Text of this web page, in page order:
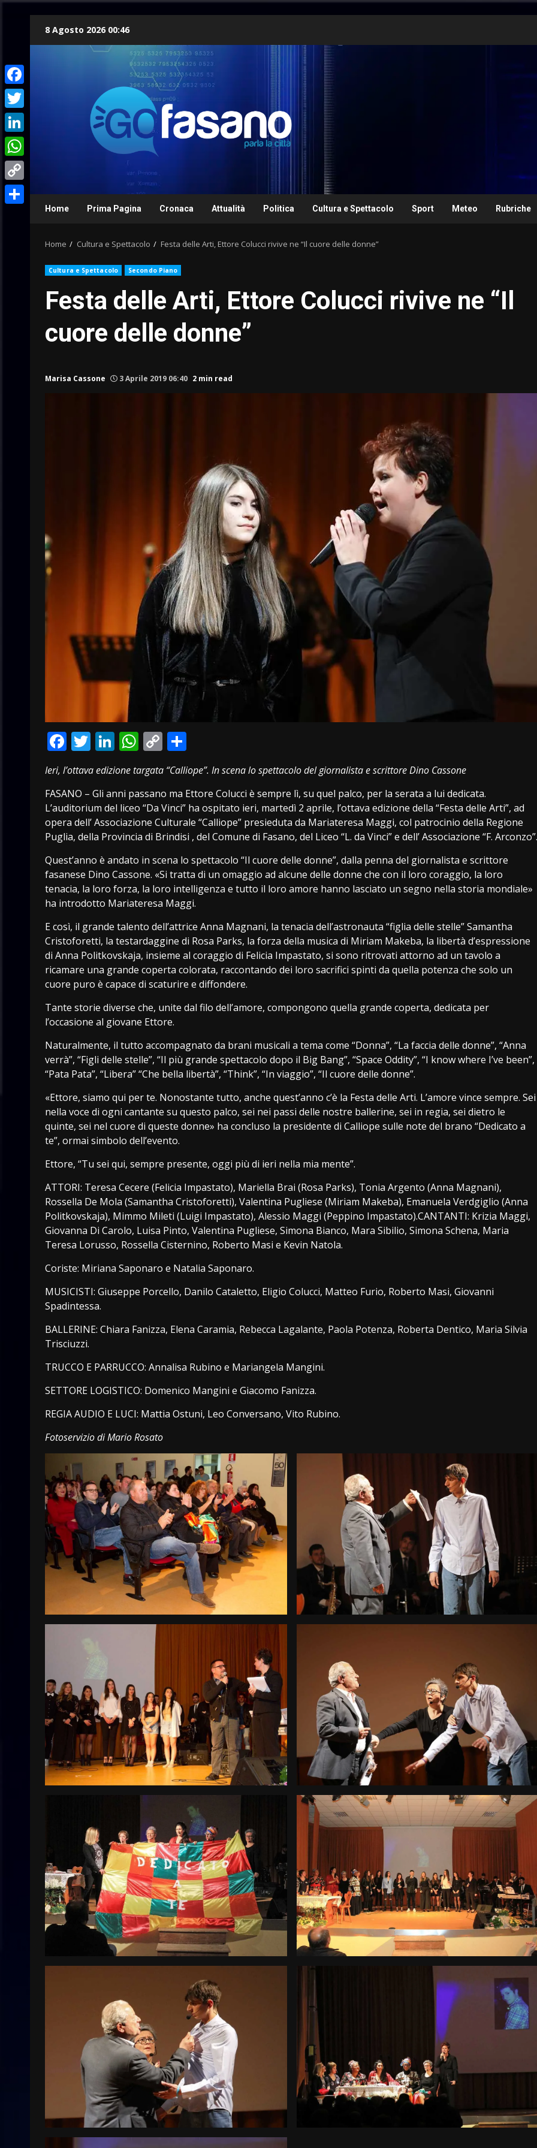
8 Agosto 2026 00:46
Home Prima Pagina Cronaca Attualità Politica Cultura e Spettacolo Sport Meteo Rubriche
Home Cultura e Spettacolo Festa delle Arti, Ettore Colucci rivive ne “Il cuore delle donne”
Cultura e Spettacolo Secondo Piano
Festa delle Arti, Ettore Colucci rivive ne “Il
cuore delle donne”
Marisa Cassone 3 Aprile 2019 06:40 2 min read
Facebook
Twitter
LinkedIn
WhatsApp
Copy
Link
Ieri, l’ottava edizione targata “Calliope”. In scena lo spettacolo del giornalista e scrittore Dino Cassone
FASANO – Gli anni passano ma Ettore Colucci è sempre lì, su quel palco, per la serata a lui dedicata.
L’auditorium del liceo “Da Vinci” ha ospitato ieri, martedì 2 aprile, l’ottava edizione della “Festa delle Arti”, ad
opera dell’ Associazione Culturale “Calliope” presieduta da Mariateresa Maggi, col patrocinio della Regione
Puglia, della Provincia di Brindisi , del Comune di Fasano, del Liceo “L. da Vinci” e dell’ Associazione “F. Arconzo”.
Quest’anno è andato in scena lo spettacolo “Il cuore delle donne”, dalla penna del giornalista e scrittore
fasanese Dino Cassone. «Si tratta di un omaggio ad alcune delle donne che con il loro coraggio, la loro
tenacia, la loro forza, la loro intelligenza e tutto il loro amore hanno lasciato un segno nella storia mondiale»
ha introdotto Mariateresa Maggi.
E così, il grande talento dell’attrice Anna Magnani, la tenacia dell’astronauta “figlia delle stelle” Samantha
Cristoforetti, la testardaggine di Rosa Parks, la forza della musica di Miriam Makeba, la libertà d’espressione
di Anna Politkovskaja, insieme al coraggio di Felicia Impastato, si sono ritrovati attorno ad un tavolo a
ricamare una grande coperta colorata, raccontando dei loro sacrifici spinti da quella potenza che solo un
cuore puro è capace di scaturire e diffondere.
Tante storie diverse che, unite dal filo dell’amore, compongono quella grande coperta, dedicata per
l’occasione al giovane Ettore.
Naturalmente, il tutto accompagnato da brani musicali a tema come “Donna”, “La faccia delle donne”, “Anna
verrà”, “Figli delle stelle”, “Il più grande spettacolo dopo il Big Bang”, “Space Oddity”, “I know where I’ve been”,
“Pata Pata”, “Libera” “Che bella libertà”, “Think”, “In viaggio”, “Il cuore delle donne”.
«Ettore, siamo qui per te. Nonostante tutto, anche quest’anno c’è la Festa delle Arti. L’amore vince sempre. Sei
nella voce di ogni cantante su questo palco, sei nei passi delle nostre ballerine, sei in regia, sei dietro le
quinte, sei nel cuore di queste donne» ha concluso la presidente di Calliope sulle note del brano “Dedicato a
te”, ormai simbolo dell’evento.
Ettore, “Tu sei qui, sempre presente, oggi più di ieri nella mia mente”.
ATTORI: Teresa Cecere (Felicia Impastato), Mariella Brai (Rosa Parks), Tonia Argento (Anna Magnani),
Rossella De Mola (Samantha Cristoforetti), Valentina Pugliese (Miriam Makeba), Emanuela Verdgiglio (Anna
Politkovskaja), Mimmo Mileti (Luigi Impastato), Alessio Maggi (Peppino Impastato).CANTANTI: Krizia Maggi,
Giovanna Di Carolo, Luisa Pinto, Valentina Pugliese, Simona Bianco, Mara Sibilio, Simona Schena, Maria
Teresa Lorusso, Rossella Cisternino, Roberto Masi e Kevin Natola.
Coriste: Miriana Saponaro e Natalia Saponaro.
MUSICISTI: Giuseppe Porcello, Danilo Cataletto, Eligio Colucci, Matteo Furio, Roberto Masi, Giovanni
Spadintessa.
BALLERINE: Chiara Fanizza, Elena Caramia, Rebecca Lagalante, Paola Potenza, Roberta Dentico, Maria Silvia
Trisciuzzi.
TRUCCO E PARRUCCO: Annalisa Rubino e Mariangela Mangini.
SETTORE LOGISTICO: Domenico Mangini e Giacomo Fanizza.
REGIA AUDIO E LUCI: Mattia Ostuni, Leo Conversano, Vito Rubino.
Fotoservizio di Mario Rosato
Facebook
Twitter
LinkedIn
WhatsApp
Copy